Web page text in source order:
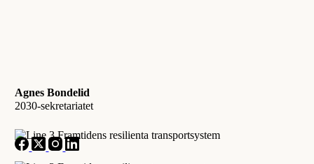
Agnes Bondelid
2030-sekretariatet